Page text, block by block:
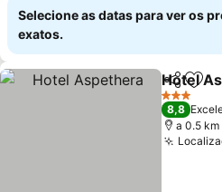
Selecione as datas para ver os
exatos.
Partilhar
Hotel
3 Estrelas
8,8
a 0.5